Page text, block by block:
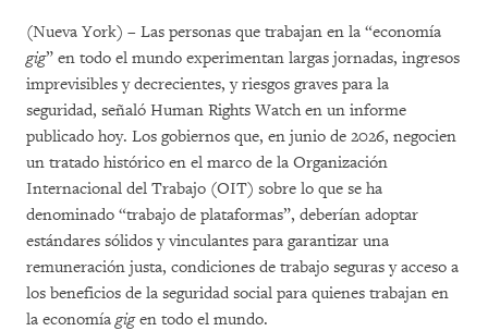
(Nueva York) – Las personas que trabajan en la “economía
gig” en todo el mundo experimentan largas jornadas, ingresos
imprevisibles y decrecientes, y riesgos graves para la
seguridad, señaló Human Rights Watch en un informe
publicado hoy. Los gobiernos que, en junio de 2026, negocien
un tratado histórico en el marco de la Organización
Internacional del Trabajo (OIT) sobre lo que se ha
denominado “trabajo de plataformas”, deberían adoptar
estándares sólidos y vinculantes para garantizar una
remuneración justa, condiciones de trabajo seguras y acceso a
los beneficios de la seguridad social para quienes trabajan en
la economía gigen todo el mundo.